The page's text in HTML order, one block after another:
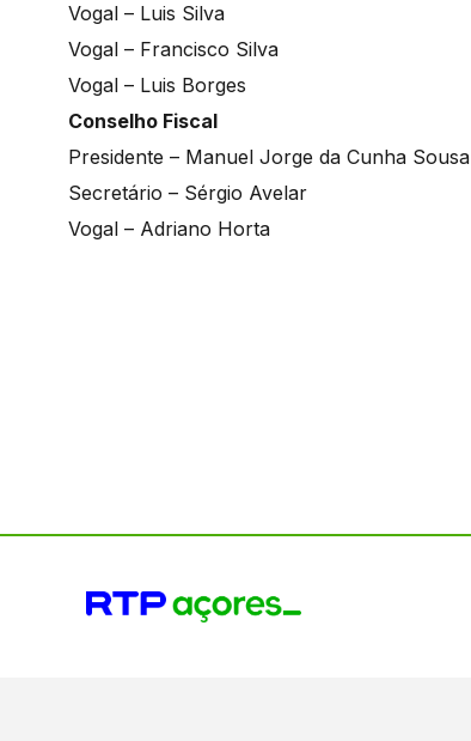
Vogal – Luis Silva
Vogal – Francisco Silva
Vogal – Luis Borges
Conselho Fiscal
Presidente – Manuel Jorge da Cunha Sousa
Secretário – Sérgio Avelar
Vogal – Adriano Horta